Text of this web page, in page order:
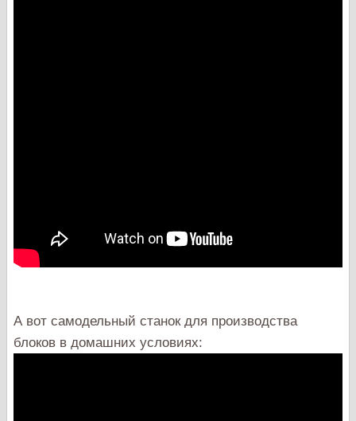
А вот самодельный станок для производства
блоков в домашних условиях: